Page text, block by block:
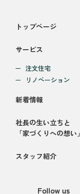
トップページ
サービス
注文住宅
リノベーション
新着情報
社長の生い立ちと
「家づくりへの想い」
スタッフ紹介
Follow us